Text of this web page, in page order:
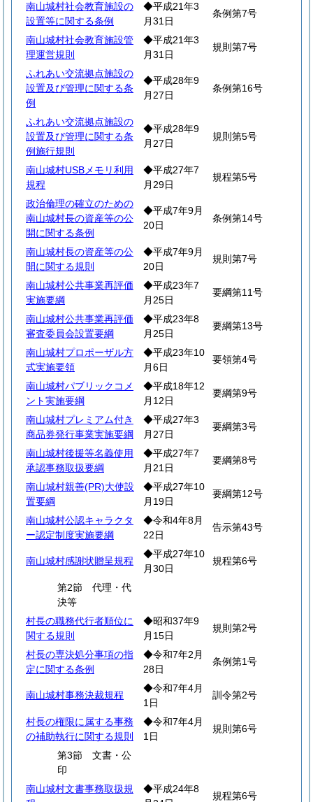
南山城村社会教育施設の
設置等に関する条例
◆平成21年3
月31日
条例第7号
南山城村社会教育施設管
理運営規則
◆平成21年3
月31日
規則第7号
ふれあい交流拠点施設の
設置及び管理に関する条
例
◆平成28年9
月27日
条例第16号
ふれあい交流拠点施設の
設置及び管理に関する条
例施行規則
◆平成28年9
月27日
規則第5号
南山城村USBメモリ利用
規程
◆平成27年7
月29日
規程第5号
政治倫理の確立のための
南山城村長の資産等の公
開に関する条例
◆平成7年9月
20日
条例第14号
南山城村長の資産等の公
開に関する規則
◆平成7年9月
20日
規則第7号
南山城村公共事業再評価
実施要綱
◆平成23年7
月25日
要綱第11号
南山城村公共事業再評価
審査委員会設置要綱
◆平成23年8
月25日
要綱第13号
南山城村プロポーザル方
式実施要領
◆平成23年10
月6日
要領第4号
南山城村パブリックコメ
ント実施要綱
◆平成18年12
月12日
要綱第9号
南山城村プレミアム付き
商品券発行事業実施要綱
◆平成27年3
月27日
要綱第3号
南山城村後援等名義使用
承認事務取扱要綱
◆平成27年7
月21日
要綱第8号
南山城村親善(PR)大使設
置要綱
◆平成27年10
月19日
要綱第12号
南山城村公認キャラクタ
ー認定制度実施要綱
◆令和4年8月
22日
告示第43号
南山城村感謝状贈呈規程
◆平成27年10
月30日
規程第6号
第2節 代理・代
決等
村長の職務代行者順位に
関する規則
◆昭和37年9
月15日
規則第2号
村長の専決処分事項の指
定に関する条例
◆令和7年2月
28日
条例第1号
南山城村事務決裁規程
◆令和7年4月
1日
訓令第2号
村長の権限に属する事務
の補助執行に関する規則
◆令和7年4月
1日
規則第6号
第3節 文書・公
印
南山城村文書事務取扱規
◆平成24年8
規程第6号